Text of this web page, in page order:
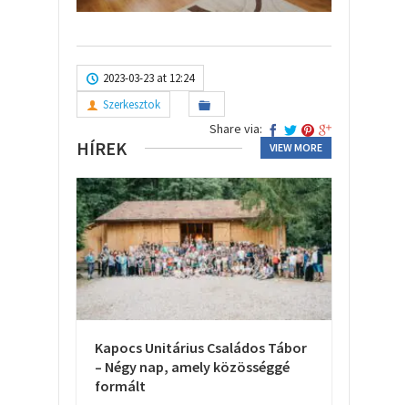
2023-03-23 at 12:24
Szerkesztok
Share via:
HÍREK VIEW MORE
Kapocs Unitárius Családos Tábor
– Négy nap, amely közösséggé
formált